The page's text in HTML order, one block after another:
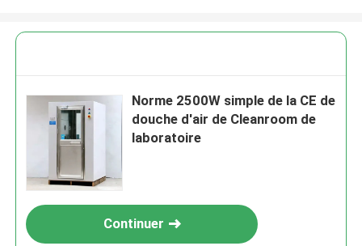
Norme 2500W simple de la CE de
douche d'air de Cleanroom de
laboratoire
Continuer